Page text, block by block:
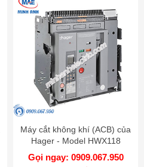
Máy cắt không khí (ACB) của
Hager - Model HWX118
Gọi ngay: 0909.067.950